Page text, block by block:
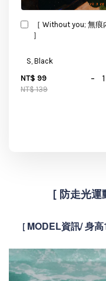
［ Without you; 無痕
］
NT$ 99
NT$ 139
-
[ 防走光
[MODEL資訊/ 身高